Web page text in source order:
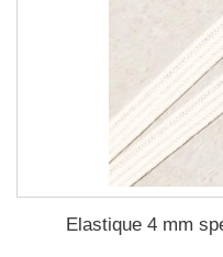
Elastique 4 mm